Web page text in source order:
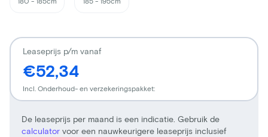
De leaseprijs per maand is een indicatie. Gebruik de
calculator voor een nauwkeurigere leaseprijs inclusief
Leaseprijs p/m vanaf
€52,34
Incl. Onderhoud- en verzekeringspakket: